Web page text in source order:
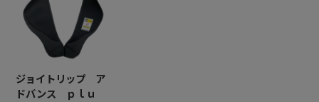
ジョイトリップ ア
ドバンス ｐｌｕ